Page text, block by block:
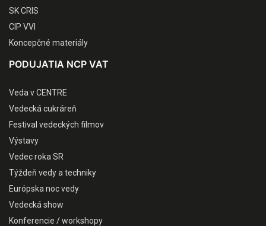
SK CRIS
CIP VVI
Koncepčné materiály
PODUJATIA NCP VAT
Veda v CENTRE
Vedecká cukráreň
Festival vedeckých filmov
Výstavy
Vedec roka SR
Týždeň vedy a techniky
Európska noc vedy
Vedecká show
Konferencie / workshopy